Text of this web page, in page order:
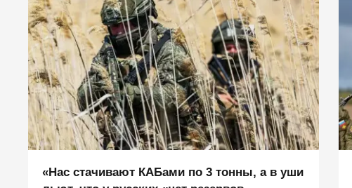
«Нас стачивают КАБами по 3 тонны, а в уши